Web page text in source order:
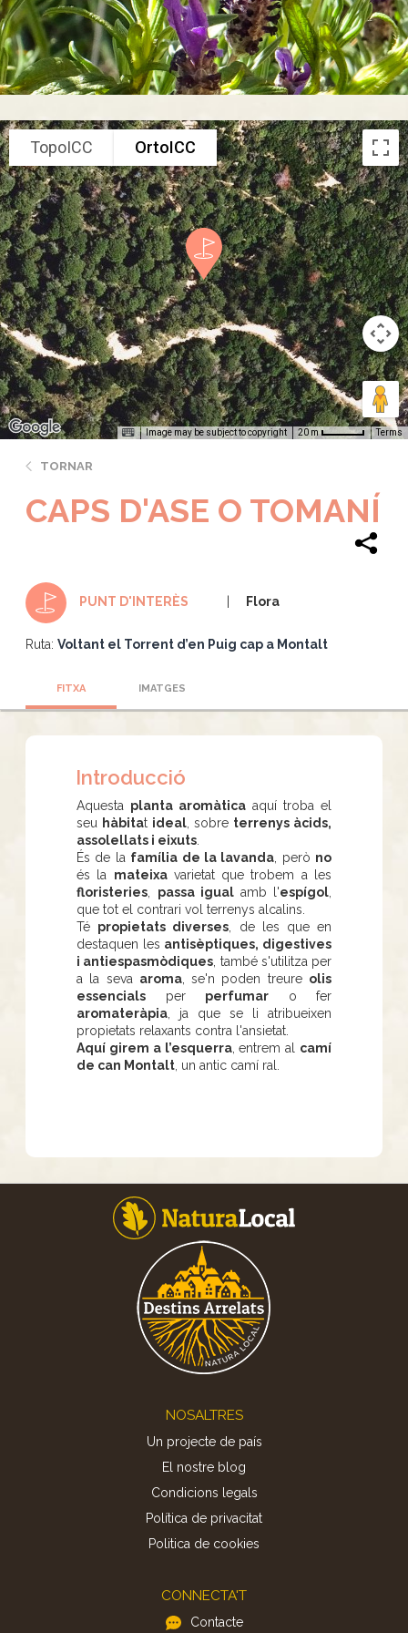
TopoICC OrtoICC
Image may be subject to copyright 20 m Terms
TORNAR
CAPS D'ASE O TOMANÍ
PUNT D'INTERÈS Flora
Ruta: Voltant el Torrent d’en Puig cap a Montalt
FITXA IMATGES
Introducció
Aquesta planta aromàtica aquí troba el
seu hàbitat ideal , sobre terrenys àcids,
assolellats i eixuts
És de la família de la lavanda , però no
és la mateixavarietat que trobem a les
floristeries
passa igual amb l'espígol
que tot el contrari vol terrenys alcalins.
Té propietats diverses , de les que en
destaquen les antisèptiques, digestives
i antiespasmòdiques , també s'utilitza per
a la seva aroma, se'n poden treure olis
essencials per perfumar o fer
aromateràpia , ja que se li atribueixen
propietats relaxants contra l'ansietat.
Aquí girem a l’esquerra, entrem al camí
de can Montalt , un antic camí ral.
NOSALTRES
Un projecte de país
El nostre blog
Condicions legals
Política de privacitat
Politica de cookies
CONNECTA'T
Contacte